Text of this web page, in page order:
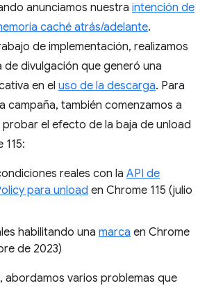
anunciamos nuestra intención de
caché atrás/adelante.
de implementación, realizamos
de divulgación que generó una
en el uso de la descarga. Para
campaña, también comenzamos a
el efecto de la baja de unload
115:
reales con la API de
para unload en Chrome 115 (julio
habilitando una marca en Chrome
de 2023)
abordamos varios problemas que